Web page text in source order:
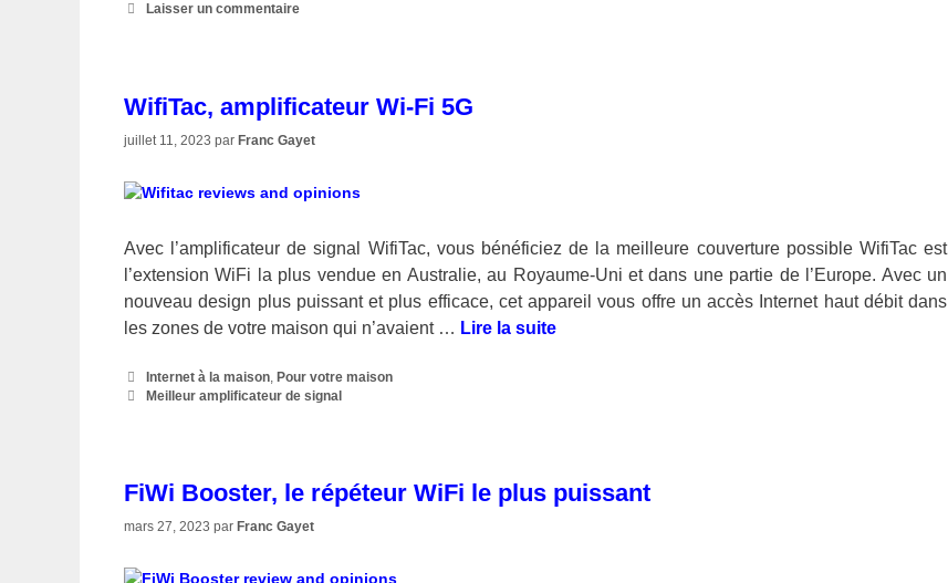
Laisser un commentaire
WifiTac, amplificateur Wi-Fi 5G
juillet 11, 2023 par Franc Gayet
Avec l’amplificateur de signal WifiTac, vous bénéficiez de la meilleure couverture possible WifiTac est
l’extension WiFi la plus vendue en Australie, au Royaume-Uni et dans une partie de l’Europe. Avec un
nouveau design plus puissant et plus efficace, cet appareil vous offre un accès Internet haut débit dans
les zones de votre maison qui n’avaient … Lire la suite
Catégories
Internet à la maison ,Pour votre maison
Étiquettes
Meilleur amplificateur de signal
FiWi Booster, le répéteur WiFi le plus puissant
mars 27, 2023 par Franc Gayet